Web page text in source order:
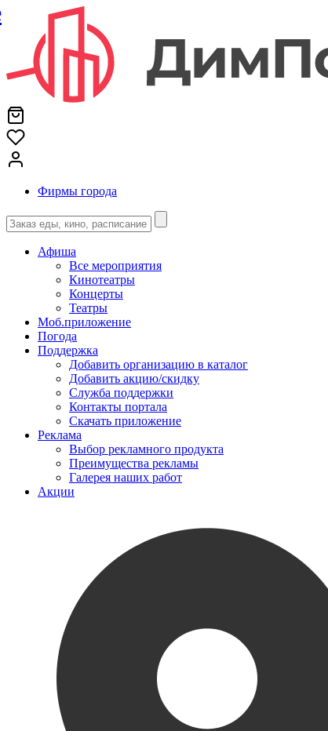
Фирмы города
Афиша
Все мероприятия
Кинотеатры
Концерты
Театры
Моб.приложение
Погода
Поддержка
Добавить организацию в каталог
Добавить акцию/скидку
Служба поддержки
Контакты портала
Скачать приложение
Реклама
Выбор рекламного продукта
Преимущества рекламы
Галерея наших работ
Акции